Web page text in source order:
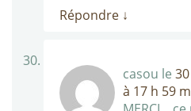
Répondre ↓
casou le
à 17 h 59